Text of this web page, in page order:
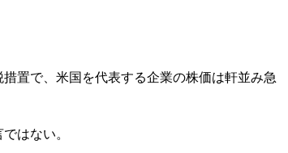
置で、米国を代表する企業の株価は軒並み急
はない。